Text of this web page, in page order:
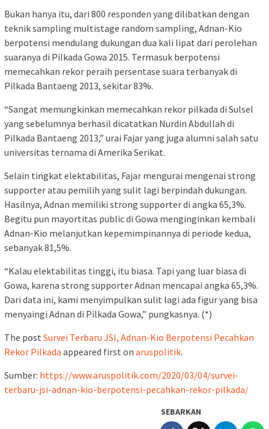
Bukan hanya itu, dari 800 responden yang dilibatkan dengan
teknik sampling multistage random sampling, Adnan-Kio
berpotensi mendulang dukungan dua kali lipat dari perolehan
suaranya di Pilkada Gowa 2015. Termasuk berpotensi
memecahkan rekor peraih persentase suara terbanyak di
Pilkada Bantaeng 2013, sekitar 83%.
“Sangat memungkinkan memecahkan rekor pilkada di Sulsel
yang sebelumnya berhasil dicatatkan Nurdin Abdullah di
Pilkada Bantaeng 2013,” urai Fajar yang juga alumni salah satu
universitas ternama di Amerika Serikat.
Selain tingkat elektabilitas, Fajar mengurai mengenai strong
supporter atau pemilih yang sulit lagi berpindah dukungan.
Hasilnya, Adnan memiliki strong supporter di angka 65,3%.
Begitu pun mayortitas public di Gowa menginginkan kembali
Adnan-Kio melanjutkan kepemimpinannya di periode kedua,
sebanyak 81,5%.
“Kalau elektabilitas tinggi, itu biasa. Tapi yang luar biasa di
Gowa, karena strong supporter Adnan mencapai angka 65,3%.
Dari data ini, kami menyimpulkan sulit lagi ada figur yang bisa
menyaingi Adnan di Pilkada Gowa,” pungkasnya. (*)
The post Survei Terbaru JSI, Adnan-Kio Berpotensi Pecahkan
Rekor Pilkada appeared first on aruspolitik.
Sumber: https://www.aruspolitik.com/2020/03/04/survei-
terbaru-jsi-adnan-kio-berpotensi-pecahkan-rekor-pilkada/
SEBARKAN